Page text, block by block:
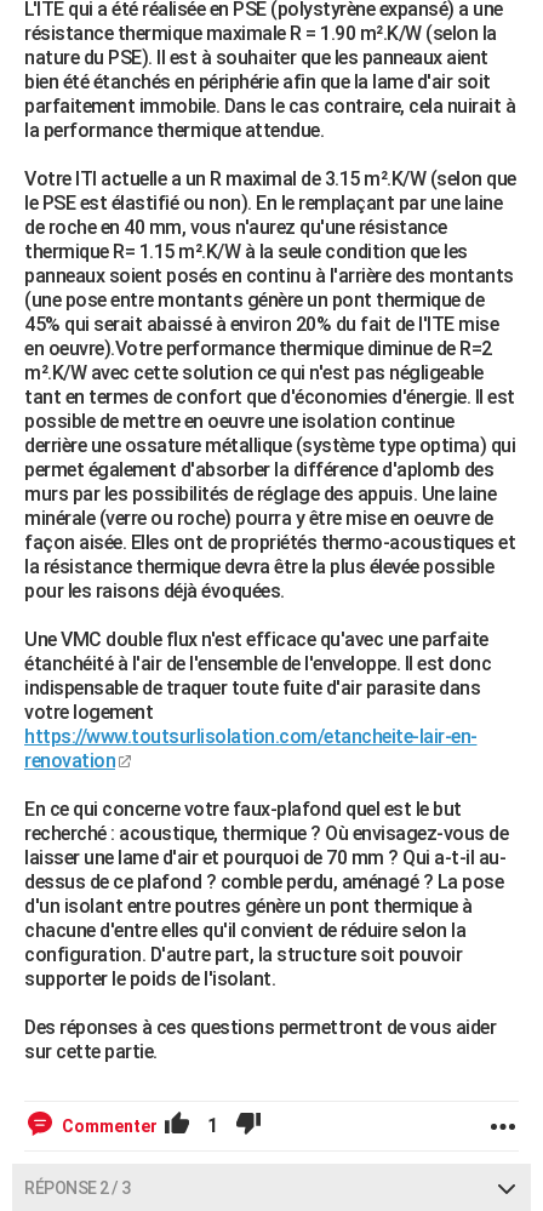
L'ITE qui a été réalisée en PSE (polystyrène expansé) a une
résistance thermique maximale R = 1.90 m².K/W (selon la
nature du PSE). Il est à souhaiter que les panneaux aient
bien été étanchés en périphérie afin que la lame d'air soit
parfaitement immobile. Dans le cas contraire, cela nuirait à
la performance thermique attendue.
Votre ITI actuelle a un R maximal de 3.15 m².K/W (selon que
le PSE est élastifié ou non). En le remplaçant par une laine
de roche en 40 mm, vous n'aurez qu'une résistance
thermique R= 1.15 m².K/W à la seule condition que les
panneaux soient posés en continu à l'arrière des montants
(une pose entre montants génère un pont thermique de
45% qui serait abaissé à environ 20% du fait de l'ITE mise
en oeuvre).Votre performance thermique diminue de R=2
m².K/W avec cette solution ce qui n'est pas négligeable
tant en termes de confort que d'économies d'énergie. Il est
possible de mettre en oeuvre une isolation continue
derrière une ossature métallique (système type optima) qui
permet également d'absorber la différence d'aplomb des
murs par les possibilités de réglage des appuis. Une laine
minérale (verre ou roche) pourra y être mise en oeuvre de
façon aisée. Elles ont de propriétés thermo-acoustiques et
la résistance thermique devra être la plus élevée possible
pour les raisons déjà évoquées.
Une VMC double flux n'est efficace qu'avec une parfaite
étanchéité à l'air de l'ensemble de l'enveloppe. Il est donc
indispensable de traquer toute fuite d'air parasite dans
votre logement
https://www.toutsurlisolation.com/etancheite-lair-en-
renovation
En ce qui concerne votre faux-plafond quel est le but
recherché : acoustique, thermique ? Où envisagez-vous de
laisser une lame d'air et pourquoi de 70 mm ? Qui a-t-il au-
dessus de ce plafond ? comble perdu, aménagé ? La pose
d'un isolant entre poutres génère un pont thermique à
chacune d'entre elles qu'il convient de réduire selon la
configuration. D'autre part, la structure soit pouvoir
supporter le poids de l'isolant.
Des réponses à ces questions permettront de vous aider
sur cette partie.
Commenter 1
RÉPONSE 2 / 3